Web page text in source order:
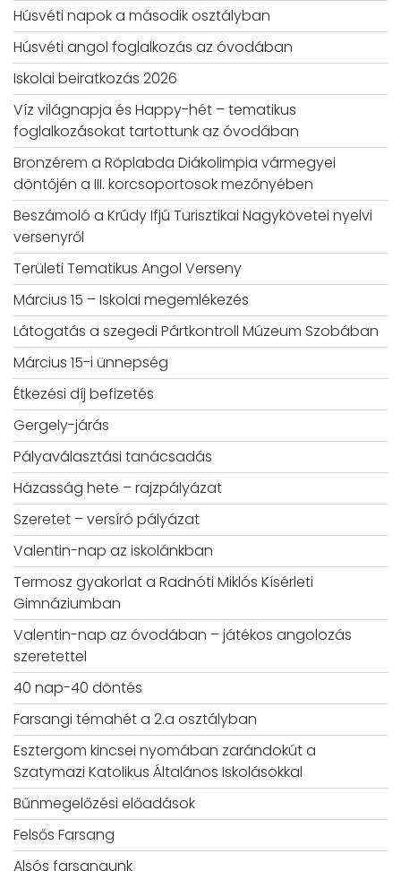
Húsvéti napok a második osztályban
Húsvéti angol foglalkozás az óvodában
Iskolai beiratkozás 2026
Víz világnapja és Happy-hét – tematikus
foglalkozásokat tartottunk az óvodában
Bronzérem a Röplabda Diákolimpia vármegyei
döntőjén a III. korcsoportosok mezőnyében
Beszámoló a Krúdy Ifjú Turisztikai Nagykövetei nyelvi
versenyről
Területi Tematikus Angol Verseny
Március 15 – Iskolai megemlékezés
Látogatás a szegedi Pártkontroll Múzeum Szobában
Március 15-i ünnepség
Étkezési díj befizetés
Gergely-járás
Pályaválasztási tanácsadás
Házasság hete – rajzpályázat
Szeretet – versíró pályázat
Valentin-nap az iskolánkban
Termosz gyakorlat a Radnóti Miklós Kísérleti
Gimnáziumban
Valentin-nap az óvodában – játékos angolozás
szeretettel
40 nap-40 döntés
Farsangi témahét a 2.a osztályban
Esztergom kincsei nyomában zarándokút a
Szatymazi Katolikus Általános Iskolásokkal
Bűnmegelőzési előadások
Felsős Farsang
Alsós farsangunk